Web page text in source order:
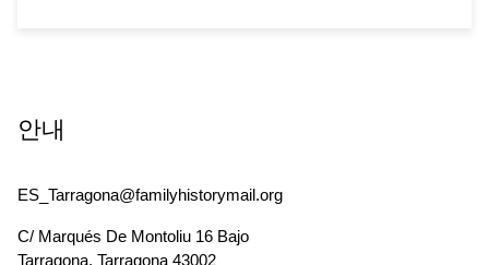
안내
ES_Tarragona@familyhistorymail.org
C/ Marqués De Montoliu 16 Bajo
Tarragona, Tarragona 43002